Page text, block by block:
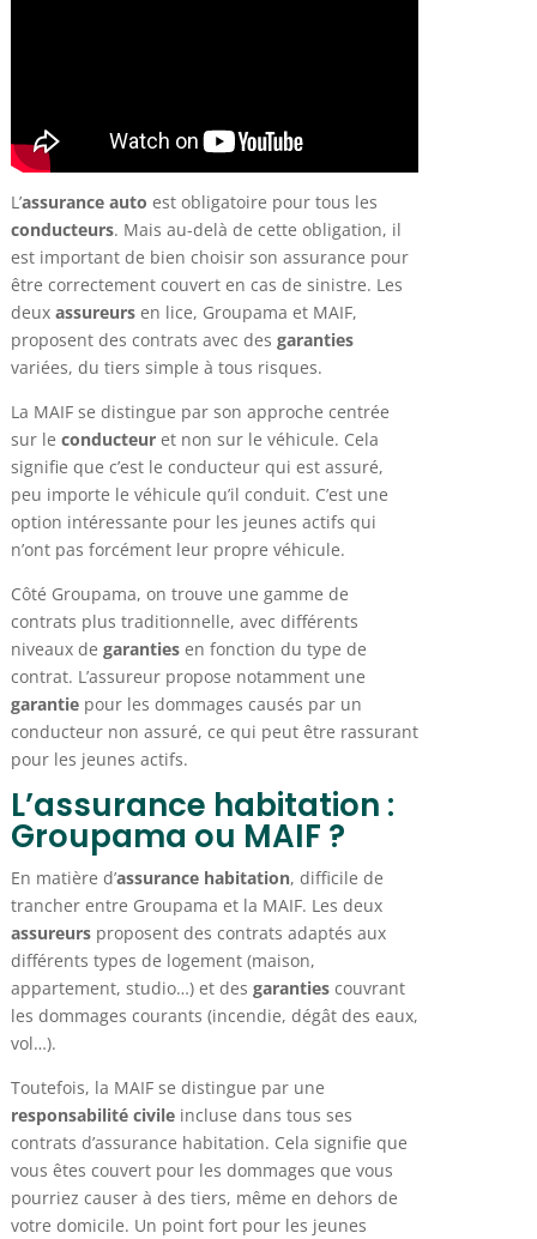
L’assurance auto est obligatoire pour tous les
conducteurs. Mais au-delà de cette obligation, il
est important de bien choisir son assurance pour
être correctement couvert en cas de sinistre. Les
deux assureursen lice, Groupama et MAIF,
proposent des contrats avec des garanties
variées, du tiers simple à tous risques.
La MAIF se distingue par son approche centrée
sur le conducteuret non sur le véhicule. Cela
signifie que c’est le conducteur qui est assuré,
peu importe le véhicule qu’il conduit. C’est une
option intéressante pour les jeunes actifs qui
n’ont pas forcément leur propre véhicule.
Côté Groupama, on trouve une gamme de
contrats plus traditionnelle, avec différents
niveaux de garantiesen fonction du type de
contrat. L’assureur propose notamment une
garantiepour les dommages causés par un
conducteur non assuré, ce qui peut être rassurant
pour les jeunes actifs.
L’assurance habitation :
Groupama ou MAIF ?
En matière d’assurance habitation, difficile de
trancher entre Groupama et la MAIF. Les deux
assureursproposent des contrats adaptés aux
différents types de logement (maison,
appartement, studio…) et des garantiescouvrant
les dommages courants (incendie, dégât des eaux,
vol…).
Toutefois, la MAIF se distingue par une
responsabilité civileincluse dans tous ses
contrats d’assurance habitation. Cela signifie que
vous êtes couvert pour les dommages que vous
pourriez causer à des tiers, même en dehors de
votre domicile. Un point fort pour les jeunes